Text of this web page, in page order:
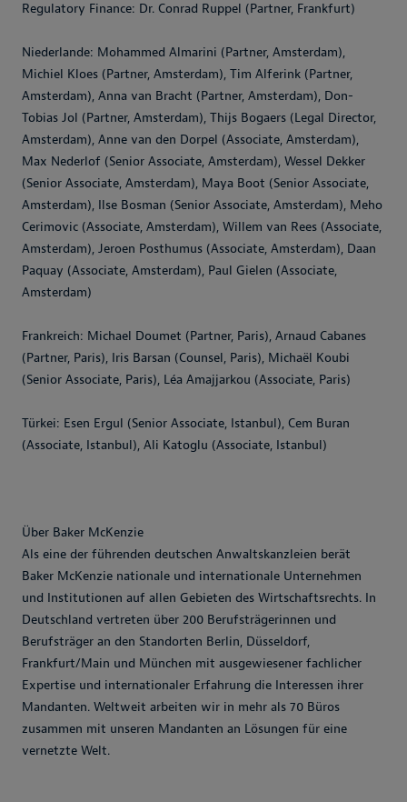
Regulatory Finance: Dr. Conrad Ruppel (Partner, Frankfurt)
Niederlande: Mohammed Almarini (Partner, Amsterdam),
Michiel Kloes (Partner, Amsterdam), Tim Alferink (Partner,
Amsterdam), Anna van Bracht (Partner, Amsterdam), Don-
Tobias Jol (Partner, Amsterdam), Thijs Bogaers (Legal Director,
Amsterdam), Anne van den Dorpel (Associate, Amsterdam),
Max Nederlof (Senior Associate, Amsterdam), Wessel Dekker
(Senior Associate, Amsterdam), Maya Boot (Senior Associate,
Amsterdam), Ilse Bosman (Senior Associate, Amsterdam), Meho
Cerimovic (Associate, Amsterdam), Willem van Rees (Associate,
Amsterdam), Jeroen Posthumus (Associate, Amsterdam), Daan
Paquay (Associate, Amsterdam), Paul Gielen (Associate,
Amsterdam)
Frankreich: Michael Doumet (Partner, Paris), Arnaud Cabanes
(Partner, Paris), Iris Barsan (Counsel, Paris), Michaël Koubi
(Senior Associate, Paris), Léa Amajjarkou (Associate, Paris)
Türkei: Esen Ergul (Senior Associate, Istanbul), Cem Buran
(Associate, Istanbul), Ali Katoglu (Associate, Istanbul)
Über Baker McKenzie
Als eine der führenden deutschen Anwaltskanzleien berät
Baker McKenzie nationale und internationale Unternehmen
und Institutionen auf allen Gebieten des Wirtschaftsrechts. In
Deutschland vertreten über 200 Berufsträgerinnen und
Berufsträger an den Standorten Berlin, Düsseldorf,
Frankfurt/Main und München mit ausgewiesener fachlicher
Expertise und internationaler Erfahrung die Interessen ihrer
Mandanten. Weltweit arbeiten wir in mehr als 70 Büros
zusammen mit unseren Mandanten an Lösungen für eine
vernetzte Welt.